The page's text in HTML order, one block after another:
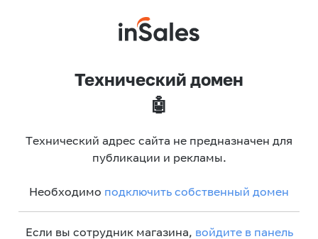
Технический домен
🤖
Технический адрес сайта не предназначен для
публикации и рекламы.
Необходимо подключить собственный домен
Если вы сотрудник магазина, войдите в панель